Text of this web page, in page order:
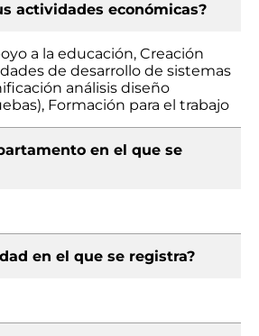
actividades económicas?
a la educación, Creación
de desarrollo de sistemas
análisis diseño
Formación para el trabajo
en el que se
en el que se registra?